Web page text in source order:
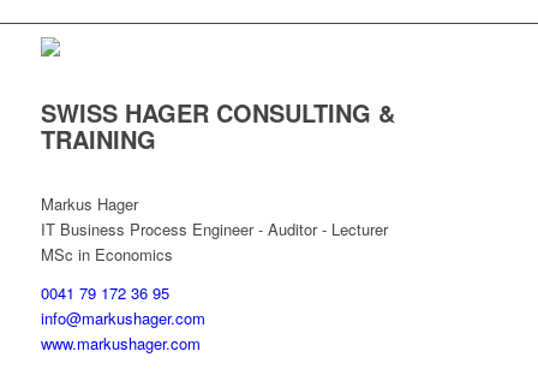
SWISS HAGER CONSULTING &
TRAINING
Markus Hager
IT Business Process Engineer - Auditor - Lecturer
MSc in Economics
0041 79 172 36 95
info@markushager.com
www.markushager.com